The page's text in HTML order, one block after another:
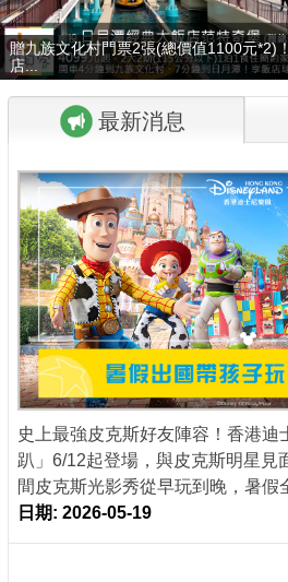
最新留言
商家合作
推薦景點
討論區
聯絡我們
APP下載
贈九族文化村門票2張(總價值1100元*2)
店...
最新消息
史上最強皮克斯好友陣容！香港迪
趴」6/12起登場，與皮克斯明星見
間皮克斯光影秀從早玩到晚，暑假
日期: 2026-05-19